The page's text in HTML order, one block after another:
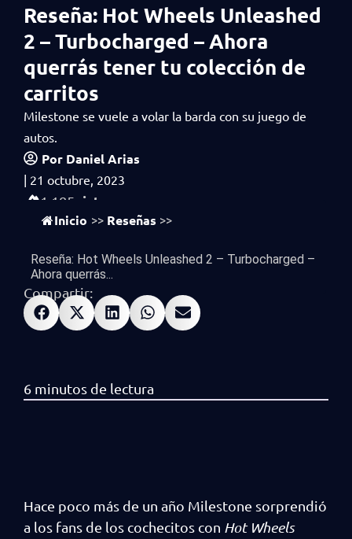
Reseña: Hot Wheels Unleashed
2 – Turbocharged – Ahora
querrás tener tu colección de
carritos
Milestone se vuele a volar la barda con su juego de
autos.
Por Daniel Arias
| 21 octubre, 2023
1,185 vistas
Inicio >> Reseñas >>
Reseña: Hot Wheels Unleashed 2 – Turbocharged –
Ahora querrás...
Compartir:
Hace poco más de un año Milestone sorprendió
a los fans de los cochecitos con Hot Wheels